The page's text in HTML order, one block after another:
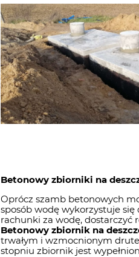
Betonowy zbiorniki na
Oprócz szamb betonowych
sposób wodę wykorzystuje
rachunki za wodę, dostarczyć
Betonowy zbiornik na
trwałym i wzmocnionym
stopniu zbiornik jest